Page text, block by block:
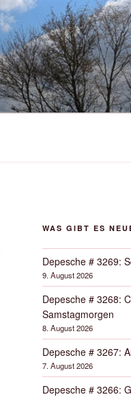
WAS GIBT ES
Depesche # 3269:
9. August 2026
Depesche # 3268:
Samstagmorgen
8. August 2026
Depesche # 3267:
7. August 2026
Depesche # 3266: